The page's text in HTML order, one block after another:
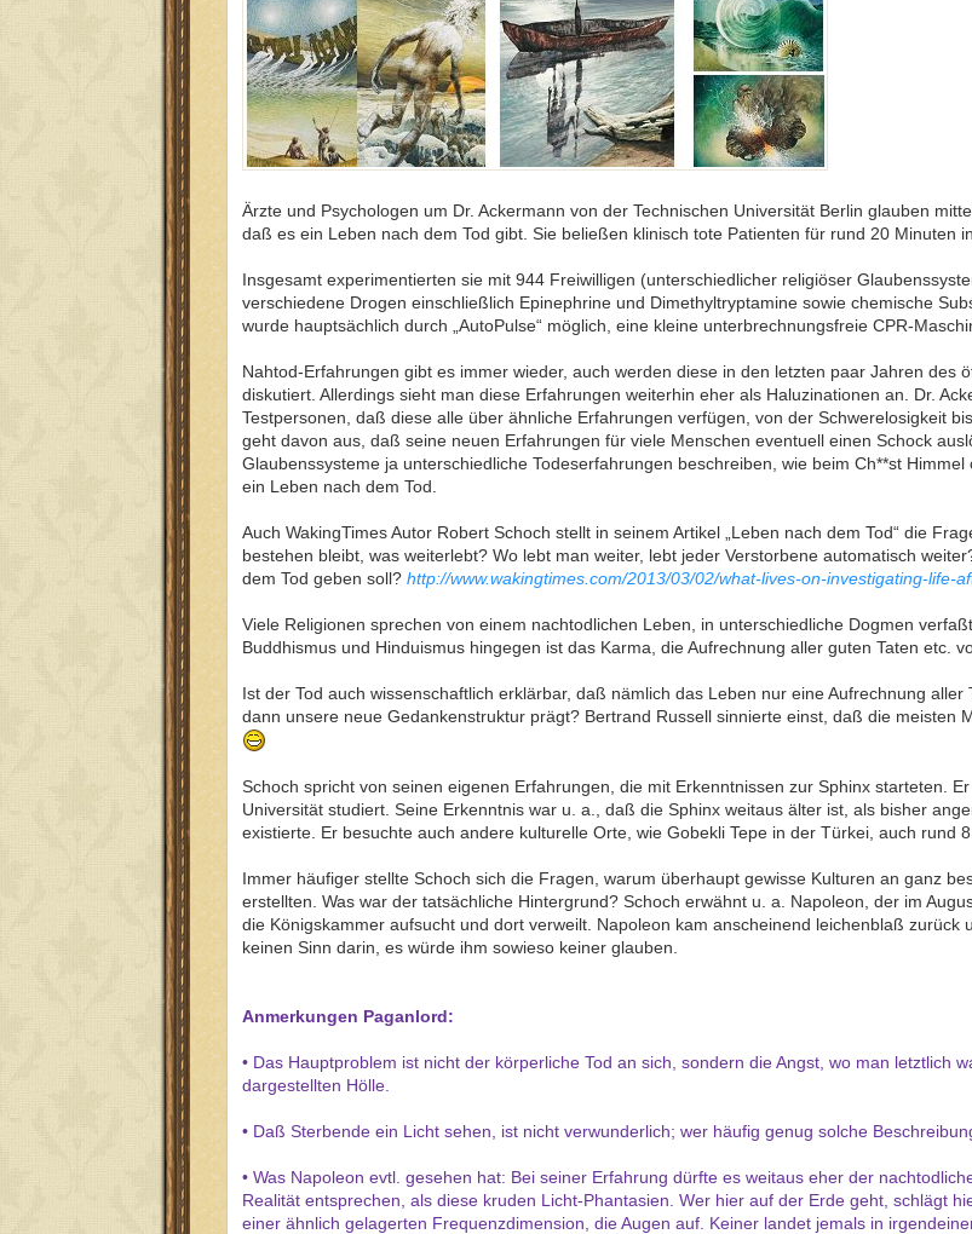
Ärzte und Psychologen um Dr. Ackermann von der Technischen Universität Berlin glauben
daß es ein Leben nach dem Tod gibt. Sie beließen klinisch tote Patienten für rund 20 Minuten
Insgesamt experimentierten sie mit 944 Freiwilligen (unterschiedlicher religiöser
verschiedene Drogen einschließlich Epinephrine und Dimethyltryptamine sowie chemische
wurde hauptsächlich durch „AutoPulse“ möglich, eine kleine unterbrechnungsfreie CPR-
Nahtod-Erfahrungen gibt es immer wieder, auch werden diese in den letzten paar Jahren des
diskutiert. Allerdings sieht man diese Erfahrungen weiterhin eher als Haluzinationen an. Dr.
Testpersonen, daß diese alle über ähnliche Erfahrungen verfügen, von der Schwerelosigkeit
geht davon aus, daß seine neuen Erfahrungen für viele Menschen eventuell einen Schock
Glaubenssysteme ja unterschiedliche Todeserfahrungen beschreiben, wie beim Ch**st
ein Leben nach dem Tod.
Auch WakingTimes Autor Robert Schoch stellt in seinem Artikel „Leben nach dem Tod“ die
bestehen bleibt, was weiterlebt? Wo lebt man weiter, lebt jeder Verstorbene automatisch
dem Tod geben soll? http://www.wakingtimes.com/2013/03/02/what-lives-on-investigating-life-
Viele Religionen sprechen von einem nachtodlichen Leben, in unterschiedliche Dogmen
Buddhismus und Hinduismus hingegen ist das Karma, die Aufrechnung aller guten Taten etc.
Ist der Tod auch wissenschaftlich erklärbar, daß nämlich das Leben nur eine Aufrechnung
dann unsere neue Gedankenstruktur prägt? Bertrand Russell sinnierte einst, daß die meisten
Schoch spricht von seinen eigenen Erfahrungen, die mit Erkenntnissen zur Sphinx starteten.
Universität studiert. Seine Erkenntnis war u. a., daß die Sphinx weitaus älter ist, als bisher
existierte. Er besuchte auch andere kulturelle Orte, wie Gobekli Tepe in der Türkei, auch rund
Immer häufiger stellte Schoch sich die Fragen, warum überhaupt gewisse Kulturen an ganz
erstellten. Was war der tatsächliche Hintergrund? Schoch erwähnt u. a. Napoleon, der im
die Königskammer aufsucht und dort verweilt. Napoleon kam anscheinend leichenblaß zurück
keinen Sinn darin, es würde ihm sowieso keiner glauben.
Anmerkungen Paganlord:
• Das Hauptproblem ist nicht der körperliche Tod an sich, sondern die Angst, wo man letztlich
dargestellten Hölle.
• Daß Sterbende ein Licht sehen, ist nicht verwunderlich; wer häufig genug solche
• Was Napoleon evtl. gesehen hat: Bei seiner Erfahrung dürfte es weitaus eher der
Realität entsprechen, als diese kruden Licht-Phantasien. Wer hier auf der Erde geht, schlägt
einer ähnlich gelagerten Frequenzdimension, die Augen auf. Keiner landet jemals in